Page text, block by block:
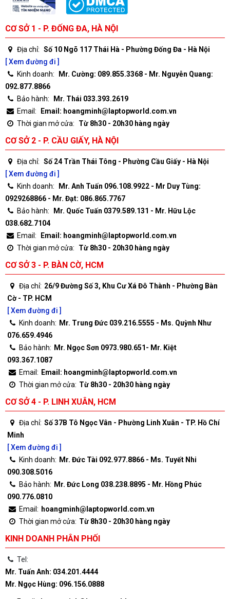
CƠ SỞ 1 - P. ĐỐNG ĐA, HÀ NỘI
Địa chỉ: Số 10 Ngõ 117 Thái Hà - Phường Đống Đa - Hà Nội
[ Xem đường đi ]
Kinh doanh:
Mr. Cường: 089.855.3368 - Mr. Nguyễn Quang:
092.877.8866
Bảo hành:
Mr. Thái 033.393.2619
Email:
Email: hoangminh@laptopworld.com.vn
Thời gian mở cửa:
Từ 8h30 - 20h30 hàng ngày
CƠ SỞ 2 - P. CẦU GIẤY, HÀ NỘI
Địa chỉ: Số 24 Trần Thái Tông - Phường Cầu Giấy - Hà Nội
[ Xem đường đi ]
Kinh doanh:
Mr. Anh Tuấn 096.108.9922 - Mr Duy Tùng:
0929268866 - Mr. Đạt: 086.865.7767
Bảo hành:
Mr. Quốc Tuấn 0379.589.131 - Mr. Hữu Lộc
038.682.7104
Email:
Email: hoangminh@laptopworld.com.vn
Thời gian mở cửa:
Từ 8h30 - 20h30 hàng ngày
CƠ SỞ 3 - P. BÀN CỜ, HCM
Địa chỉ: 26/9 Đường Số 3, Khu Cư Xá Đô Thành - Phường Bàn
Cờ - TP. HCM
[ Xem đường đi ]
Kinh doanh: Mr. Trung Đức 039.216.5555 - Ms. Quỳnh Như
076.659.4946
Bảo hành: Mr. Ngọc Sơn 0973.980.651- Mr. Kiệt
093.367.1087
Email: Email: hoangminh@laptopworld.com.vn
Thời gian mở cửa: Từ 8h30 - 20h30 hàng ngày
CƠ SỞ 4 - P. LINH XUÂN, HCM
Địa chỉ: Số 37B Tô Ngọc Vân - Phường Linh Xuân - TP. Hồ Chí
Minh
[ Xem đường đi ]
Kinh doanh: Mr. Đức Tài 092.977.8866 - Ms. Tuyết Nhi
090.308.5016
Bảo hành: Mr. Đức Long 038.238.8895 - Mr. Hồng Phúc
090.776.0810
Email: hoangminh@laptopworld.com.vn
Thời gian mở cửa: Từ 8h30 - 20h30 hàng ngày
KINH DOANH PHÂN PHỐI
Tel:
Mr. Tuấn Anh: 034.201.4444
Mr. Ngọc Hùng: 096.156.0888